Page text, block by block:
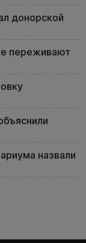
донорской
переживают
назвали